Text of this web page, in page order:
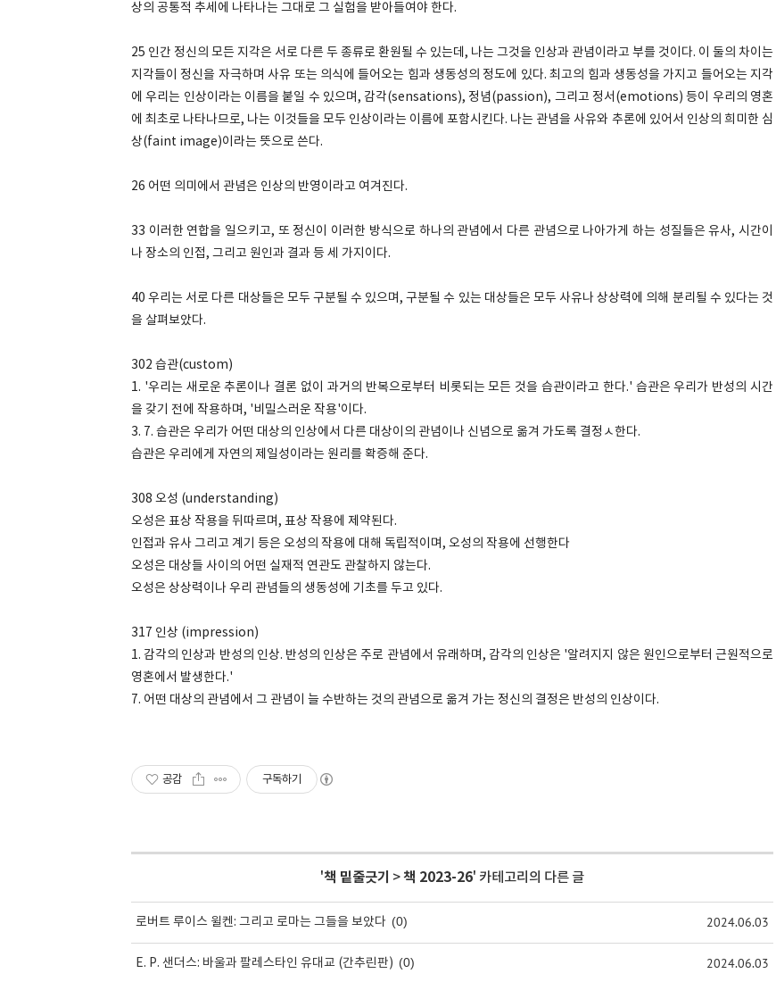
상의 공통적 추세에 나타나는 그대로 그 실험을 받아들여야 한다.
25 인간 정신의 모든 지각은 서로 다른 두 종류로 환원될 수 있는데, 나는 그것을 인상과 관념이라고 부를 것이다. 이 둘의 차이는
지각들이 정신을 자극하며 사유 또는 의식에 들어오는 힘과 생동성의 정도에 있다. 최고의 힘과 생동성을 가지고 들어오는 지각
에 우리는 인상이라는 이름을 붙일 수 있으며, 감각(sensations), 정념(passion), 그리고 정서(emotions) 등이 우리의 영혼
에 최초로 나타나므로, 나는 이것들을 모두 인상이라는 이름에 포함시킨다. 나는 관념을 사유와 추론에 있어서 인상의 희미한 심
상(faint image)이라는 뜻으로 쓴다.
26 어떤 의미에서 관념은 인상의 반영이라고 여겨진다.
33 이러한 연합을 일으키고, 또 정신이 이러한 방식으로 하나의 관념에서 다른 관념으로 나아가게 하는 성질들은 유사, 시간이
나 장소의 인접, 그리고 원인과 결과 등 세 가지이다.
40 우리는 서로 다른 대상들은 모두 구분될 수 있으며, 구분될 수 있는 대상들은 모두 사유나 상상력에 의해 분리될 수 있다는 것
을 살펴보았다.
302 습관(custom)
1. '우리는 새로운 추론이나 결론 없이 과거의 반복으로부터 비롯되는 모든 것을 습관이라고 한다.' 습관은 우리가 반성의 시간
을 갖기 전에 작용하며, '비밀스러운 작용'이다.
3. 7. 습관은 우리가 어떤 대상의 인상에서 다른 대상이의 관념이나 신념으로 옮겨 가도록 결정ㅅ한다.
습관은 우리에게 자연의 제일성이라는 원리를 확증해 준다.
308 오성 (understanding)
오성은 표상 작용을 뒤따르며, 표상 작용에 제약된다.
인접과 유사 그리고 계기 등은 오성의 작용에 대해 독립적이며, 오성의 작용에 선행한다
오성은 대상들 사이의 어떤 실재적 연관도 관찰하지 않는다.
오성은 상상력이나 우리 관념들의 생동성에 기초를 두고 있다.
317 인상 (impression)
1. 감각의 인상과 반성의 인상. 반성의 인상은 주로 관념에서 유래하며, 감각의 인상은 '알려지지 않은 원인으로부터 근원적으로
영혼에서 발생한다.'
7. 어떤 대상의 관념에서 그 관념이 늘 수반하는 것의 관념으로 옮겨 가는 정신의 결정은 반성의 인상이다.
공감 구독하기
'책 밑줄긋기 >책 2023-26' 카테고리의 다른 글
로버트 루이스 윌켄: 그리고 로마는 그들을 보았다 (0) 2024.06.03
E. P. 샌더스: 바울과 팔레스타인 유대교 (간추린판) (0) 2024.06.03